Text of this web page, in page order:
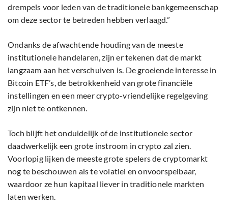
drempels voor leden van de traditionele bankgemeenschap
om deze sector te betreden hebben verlaagd.”
Ondanks de afwachtende houding van de meeste
institutionele handelaren, zijn er tekenen dat de markt
langzaam aan het verschuiven is. De groeiende interesse in
Bitcoin ETF’s, de betrokkenheid van grote financiële
instellingen en een meer crypto-vriendelijke regelgeving
zijn niet te ontkennen.
Toch blijft het onduidelijk of de institutionele sector
daadwerkelijk een grote instroom in crypto zal zien.
Voorlopig lijken de meeste grote spelers de cryptomarkt
nog te beschouwen als te volatiel en onvoorspelbaar,
waardoor ze hun kapitaal liever in traditionele markten
laten werken.